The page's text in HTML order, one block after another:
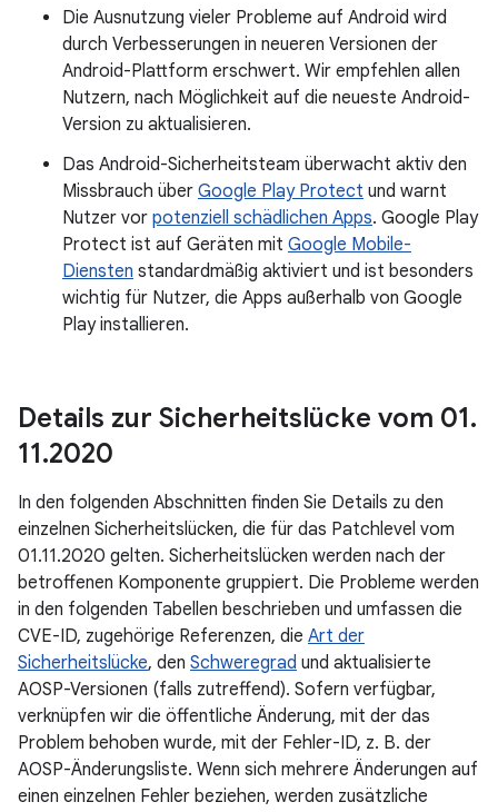
Die Ausnutzung vieler Probleme auf Android wird
durch Verbesserungen in neueren Versionen der
Android-Plattform erschwert. Wir empfehlen allen
Nutzern, nach Möglichkeit auf die neueste Android-
Version zu aktualisieren.
Das Android-Sicherheitsteam überwacht aktiv den
Missbrauch über Google Play Protect und warnt
Nutzer vor potenziell schädlichen Apps. Google Play
Protect ist auf Geräten mit Google Mobile-
Diensten standardmäßig aktiviert und ist besonders
wichtig für Nutzer, die Apps außerhalb von Google
Play installieren.
Details zur Sicherheitslücke vom 01.
11.2020
In den folgenden Abschnitten finden Sie Details zu den
einzelnen Sicherheitslücken, die für das Patchlevel vom
01.11.2020 gelten. Sicherheitslücken werden nach der
betroffenen Komponente gruppiert. Die Probleme werden
in den folgenden Tabellen beschrieben und umfassen die
CVE-ID, zugehörige Referenzen, die Art der
Sicherheitslücke, den Schweregrad und aktualisierte
AOSP-Versionen (falls zutreffend). Sofern verfügbar,
verknüpfen wir die öffentliche Änderung, mit der das
Problem behoben wurde, mit der Fehler-ID, z. B. der
AOSP-Änderungsliste. Wenn sich mehrere Änderungen auf
einen einzelnen Fehler beziehen, werden zusätzliche